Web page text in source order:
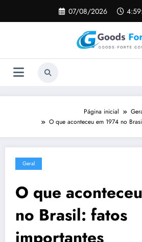
o
07/08/2026
Página inicial
O que aconteceu em 1974 no
Geral
O que
no Brasil: fatos